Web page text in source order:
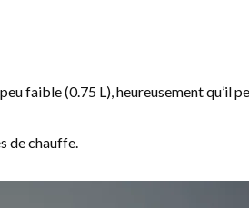
faible (0.75 L), heureusement qu’il
de chauffe.